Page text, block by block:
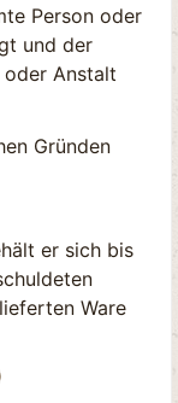
Person oder
und der
oder Anstalt
Gründen
er sich bis
Ware